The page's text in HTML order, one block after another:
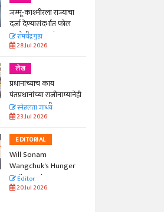
जम्मू-काश्मीरला राज्याचा
दर्जा देण्यासंदर्भात फोल
ठरलेली आश्वासनं
रामचंद्र गुहा
28 Jul 2026
लेख
प्रधानांच्याच काय
पंतप्रधानांच्या राजीनाम्यानेही
प्रश्न सुटणार नाही, पण...
स्नेहलता जाधव
23 Jul 2026
EDITORIAL
Will Sonam
Wangchuk's Hunger
Strike Make a
Difference?
Editor
20 Jul 2026